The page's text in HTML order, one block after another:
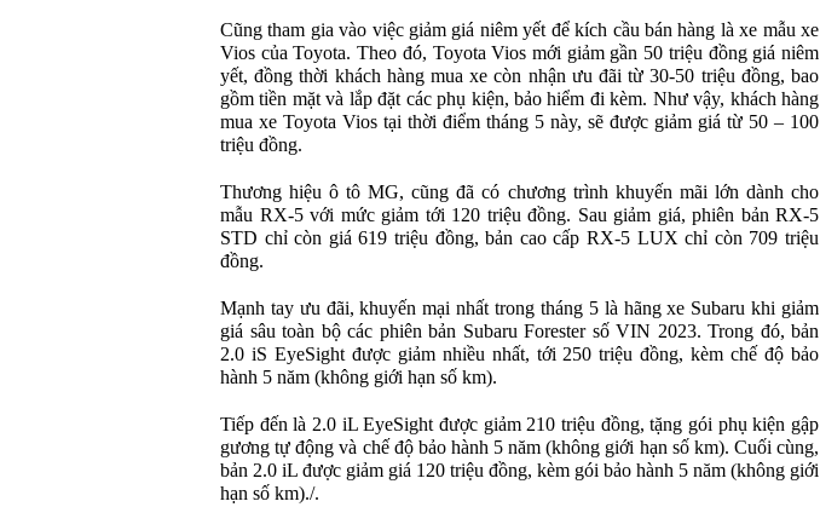
Cũng tham gia vào việc giảm giá niêm yết để kích cầu bán hàng là xe mẫu xe
Vios của Toyota. Theo đó, Toyota Vios mới giảm gần 50 triệu đồng giá niêm
yết, đồng thời khách hàng mua xe còn nhận ưu đãi từ 30-50 triệu đồng, bao
gồm tiền mặt và lắp đặt các phụ kiện, bảo hiểm đi kèm. Như vậy, khách hàng
mua xe Toyota Vios tại thời điểm tháng 5 này, sẽ được giảm giá từ 50 – 100
triệu đồng.
Thương hiệu ô tô MG, cũng đã có chương trình khuyến mãi lớn dành cho
mẫu RX-5 với mức giảm tới 120 triệu đồng. Sau giảm giá, phiên bản RX-5
STD chỉ còn giá 619 triệu đồng, bản cao cấp RX-5 LUX chỉ còn 709 triệu
đồng.
Mạnh tay ưu đãi, khuyến mại nhất trong tháng 5 là hãng xe Subaru khi giảm
giá sâu toàn bộ các phiên bản Subaru Forester số VIN 2023. Trong đó, bản
2.0 iS EyeSight được giảm nhiều nhất, tới 250 triệu đồng, kèm chế độ bảo
hành 5 năm (không giới hạn số km).
Tiếp đến là 2.0 iL EyeSight được giảm 210 triệu đồng, tặng gói phụ kiện gập
gương tự động và chế độ bảo hành 5 năm (không giới hạn số km). Cuối cùng,
bản 2.0 iL được giảm giá 120 triệu đồng, kèm gói bảo hành 5 năm (không giới
hạn số km)./.